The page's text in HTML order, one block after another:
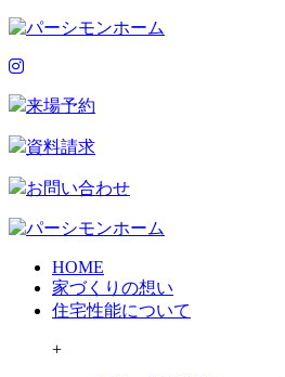
来場予約
資料請求
お問い合わせ
HOME
家づくりの想い
住宅性能について
+